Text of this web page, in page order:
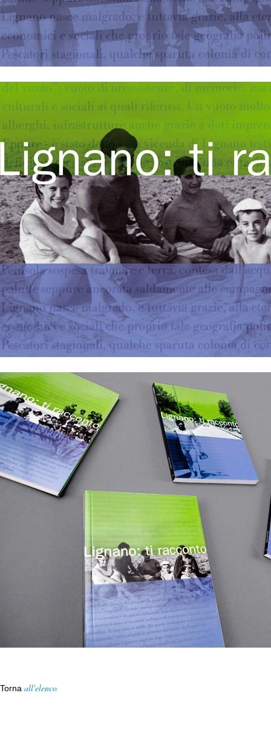
Torna all'elenco